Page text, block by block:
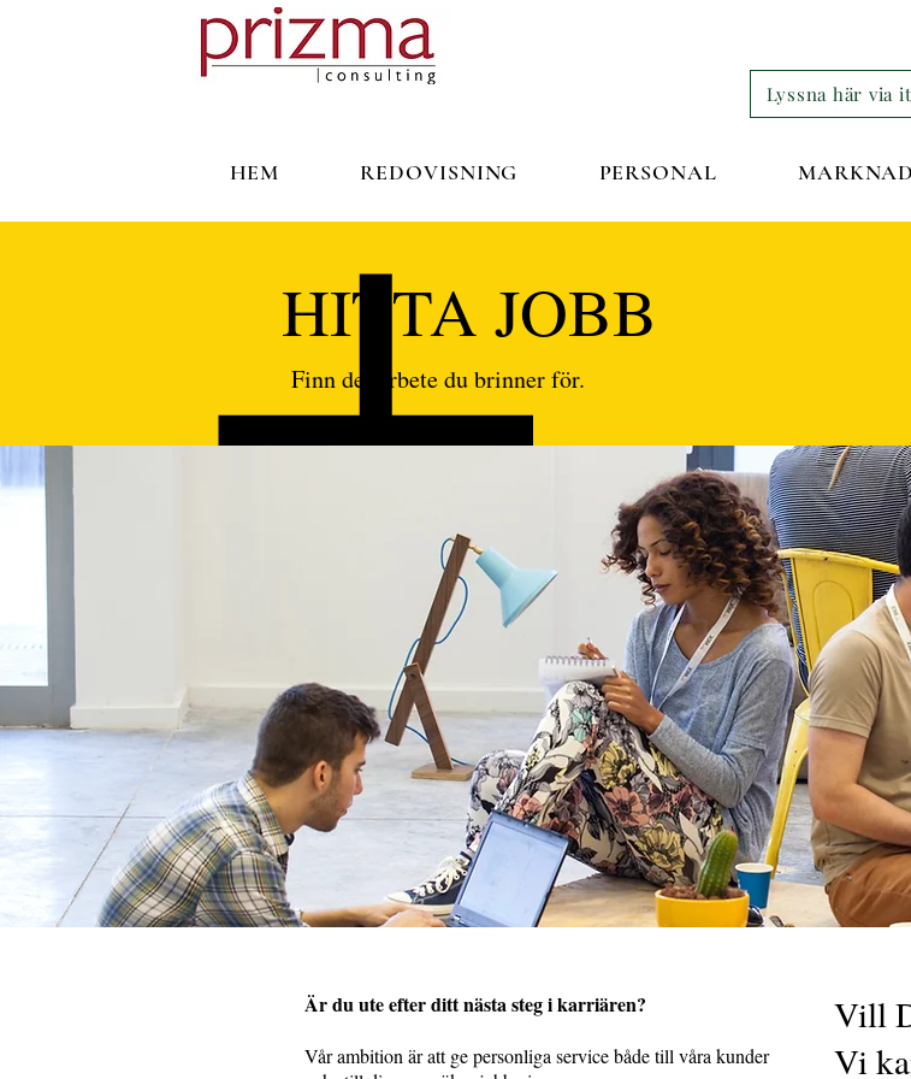
Lyssna här via
HEM REDOVISNING PERSONAL
HITTA JOBB
Finn det arbete du brinner för.
Är du ute efter ditt nästa steg i karriären?
Vår ambition är att ge personliga service både till våra kunder
Vill
Vi